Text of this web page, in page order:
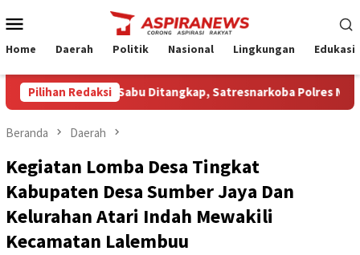
ke
Mobile
Home Daerah Politik Nasional Lingkungan Edukasi
Pilihan Redaksi
Pengedar Sabu Ditangkap, Satresnarkoba Polres Nganjuk
Beranda Daerah
Kegiatan Lomba Desa Tingkat
Kabupaten Desa Sumber Jaya Dan
Kelurahan Atari Indah Mewakili
Kecamatan Lalembuu